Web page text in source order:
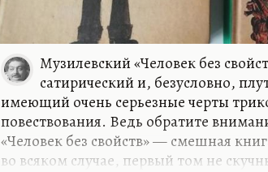
Музилевский «Человек без
сатирический и, безусловно,
имеющий очень серьезные черты
повествования. Ведь обратите
«Человек без свойств» — смешная
во всяком случае, первый том не